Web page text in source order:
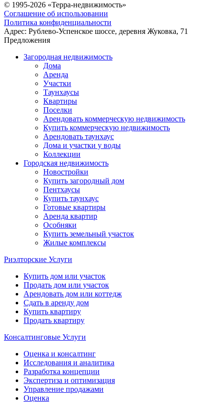
© 1995-2026 «Терра-недвижимость»
Соглашение об использовании
Политика конфиденциальности
Адрес: Рублево-Успенское шоссе, деревня Жуковка, 71
Предложения
Загородная недвижимость
Дома
Аренда
Участки
Таунхаусы
Квартиры
Поселки
Арендовать коммерческую недвижимость
Купить коммерческую недвижимость
Арендовать таунхаус
Дома и участки у воды
Коллекции
Городская недвижимость
Новостройки
Купить загородный дом
Пентхаусы
Купить таунхаус
Готовые квартиры
Аренда квартир
Особняки
Купить земельный участок
Жилые комплексы
Риэлторские Услуги
Купить дом или участок
Продать дом или участок
Арендовать дом или коттедж
Сдать в аренду дом
Купить квартиру
Продать квартиру
Консалтинговые Услуги
Оценка и консалтинг
Исследования и аналитика
Разработка концепции
Экспертиза и оптимизация
Управление продажами
Оценка